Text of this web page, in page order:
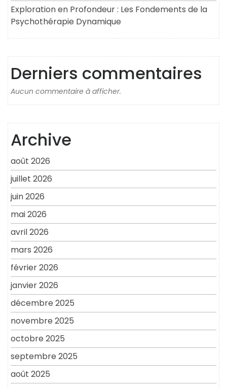
Exploration en Profondeur : Les Fondements de la
Psychothérapie Dynamique
Derniers commentaires
Aucun commentaire à afficher.
Archive
août 2026
juillet 2026
juin 2026
mai 2026
avril 2026
mars 2026
février 2026
janvier 2026
décembre 2025
novembre 2025
octobre 2025
septembre 2025
août 2025